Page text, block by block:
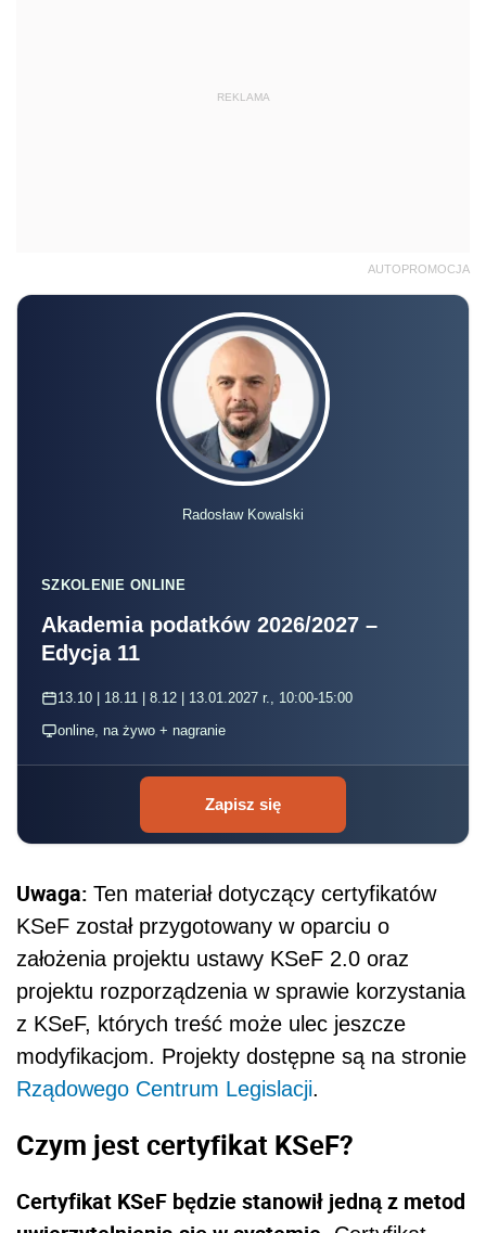
REKLAMA
AUTOPROMOCJA
Radosław Kowalski
SZKOLENIE ONLINE
Akademia podatków 2026/2027 –
Edycja 11
13.10 | 18.11 | 8.12 | 13.01.2027 r., 10:00-15:00
online, na żywo + nagranie
Zapisz się
Uwaga: Ten materiał dotyczący certyfikatów
KSeF został przygotowany w oparciu o
założenia projektu ustawy KSeF 2.0 oraz
projektu rozporządzenia w sprawie korzystania
z KSeF, których treść może ulec jeszcze
modyfikacjom. Projekty dostępne są na stronie
Rządowego Centrum Legislacji.
Czym jest certyfikat KSeF?
Certyfikat KSeF będzie stanowił jedną z metod